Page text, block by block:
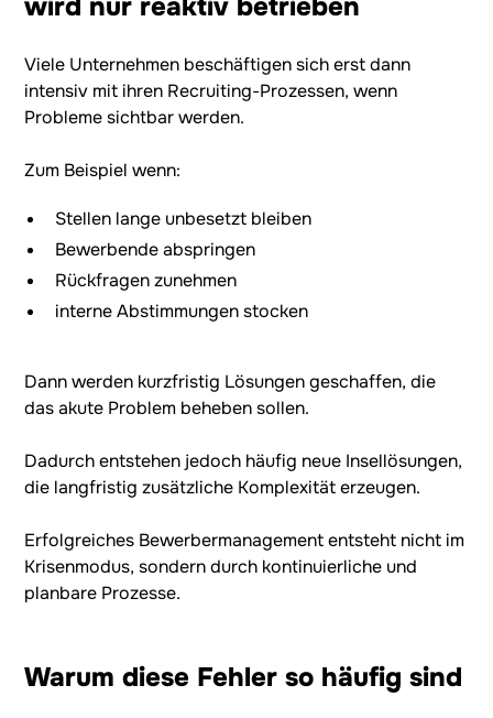
wird nur reaktiv betrieben
Viele Unternehmen beschäftigen sich erst dann
intensiv mit ihren Recruiting-Prozessen, wenn
Probleme sichtbar werden.
Zum Beispiel wenn:
Stellen lange unbesetzt bleiben
Bewerbende abspringen
Rückfragen zunehmen
interne Abstimmungen stocken
Dann werden kurzfristig Lösungen geschaffen, die
das akute Problem beheben sollen.
Dadurch entstehen jedoch häufig neue Insellösungen,
die langfristig zusätzliche Komplexität erzeugen.
Erfolgreiches Bewerbermanagement entsteht nicht im
Krisenmodus, sondern durch kontinuierliche und
planbare Prozesse.
Warum diese Fehler so häufig sind